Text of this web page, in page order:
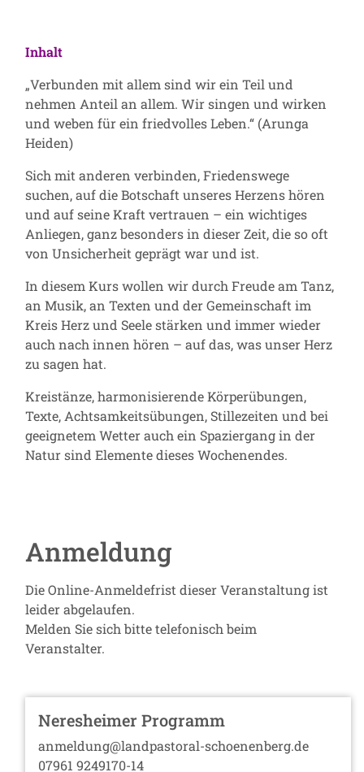
Inhalt
„Verbunden mit allem sind wir ein Teil und
nehmen Anteil an allem. Wir singen und wirken
und weben für ein friedvolles Leben.“ (Arunga
Heiden)
Sich mit anderen verbinden, Friedenswege
suchen, auf die Botschaft unseres Herzens hören
und auf seine Kraft vertrauen – ein wichtiges
Anliegen, ganz besonders in dieser Zeit, die so oft
von Unsicherheit geprägt war und ist.
In diesem Kurs wollen wir durch Freude am Tanz,
an Musik, an Texten und der Gemeinschaft im
Kreis Herz und Seele stärken und immer wieder
auch nach innen hören – auf das, was unser Herz
zu sagen hat.
Kreistänze, harmonisierende Körperübungen,
Texte, Achtsamkeitsübungen, Stillezeiten und bei
geeignetem Wetter auch ein Spaziergang in der
Natur sind Elemente dieses Wochenendes.
Anmeldung
Die Online-Anmeldefrist dieser Veranstaltung ist
leider abgelaufen.
Melden Sie sich bitte telefonisch beim
Veranstalter.
Neresheimer Programm
anmeldung@landpastoral-schoenenberg.de
07961 9249170-14